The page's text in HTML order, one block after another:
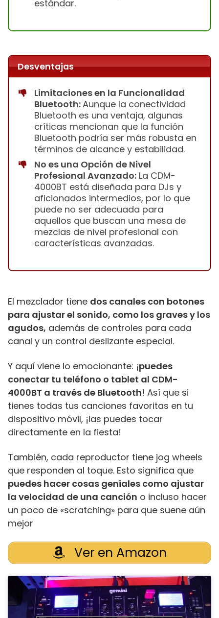
estándar.
Desventajas
Limitaciones en la Funcionalidad
Bluetooth:Aunque la conectividad
Bluetooth es una ventaja, algunas
críticas mencionan que la función
Bluetooth podría ser más robusta en
términos de alcance y estabilidad.
No es una Opción de Nivel
Profesional Avanzado: La CDM-
4000BT está diseñada para DJs y
aficionados intermedios, por lo que
puede no ser adecuada para
aquellos que buscan una mesa de
mezclas de nivel profesional con
características avanzadas.
El mezclador tiene dos canales con botones
para ajustar el sonido, como los graves y los
agudos, además de controles para cada
canal y un control deslizante especial.
Y aquí viene lo emocionante: ¡puedes
conectar tu teléfono o tablet al CDM-
4000BT a través de Bluetooth! Así que si
tienes todas tus canciones favoritas en tu
dispositivo móvil, ¡las puedes tocar
directamente en la fiesta!
También, cada reproductor tiene jog wheels
que responden al toque. Esto significa que
puedes hacer cosas geniales como ajustar
la velocidad de una canción o incluso hacer
un poco de «scratching» para que suene aún
mejor
Ver en Amazon